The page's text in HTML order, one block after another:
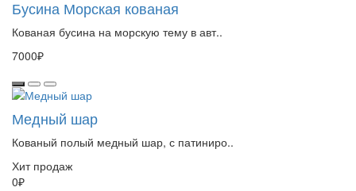
Бусина Морская кованая
Кованая бусина на морскую тему в авт..
7000₽
Медный шар
Кованый полый медный шар, с патиниро..
Хит продаж
0₽